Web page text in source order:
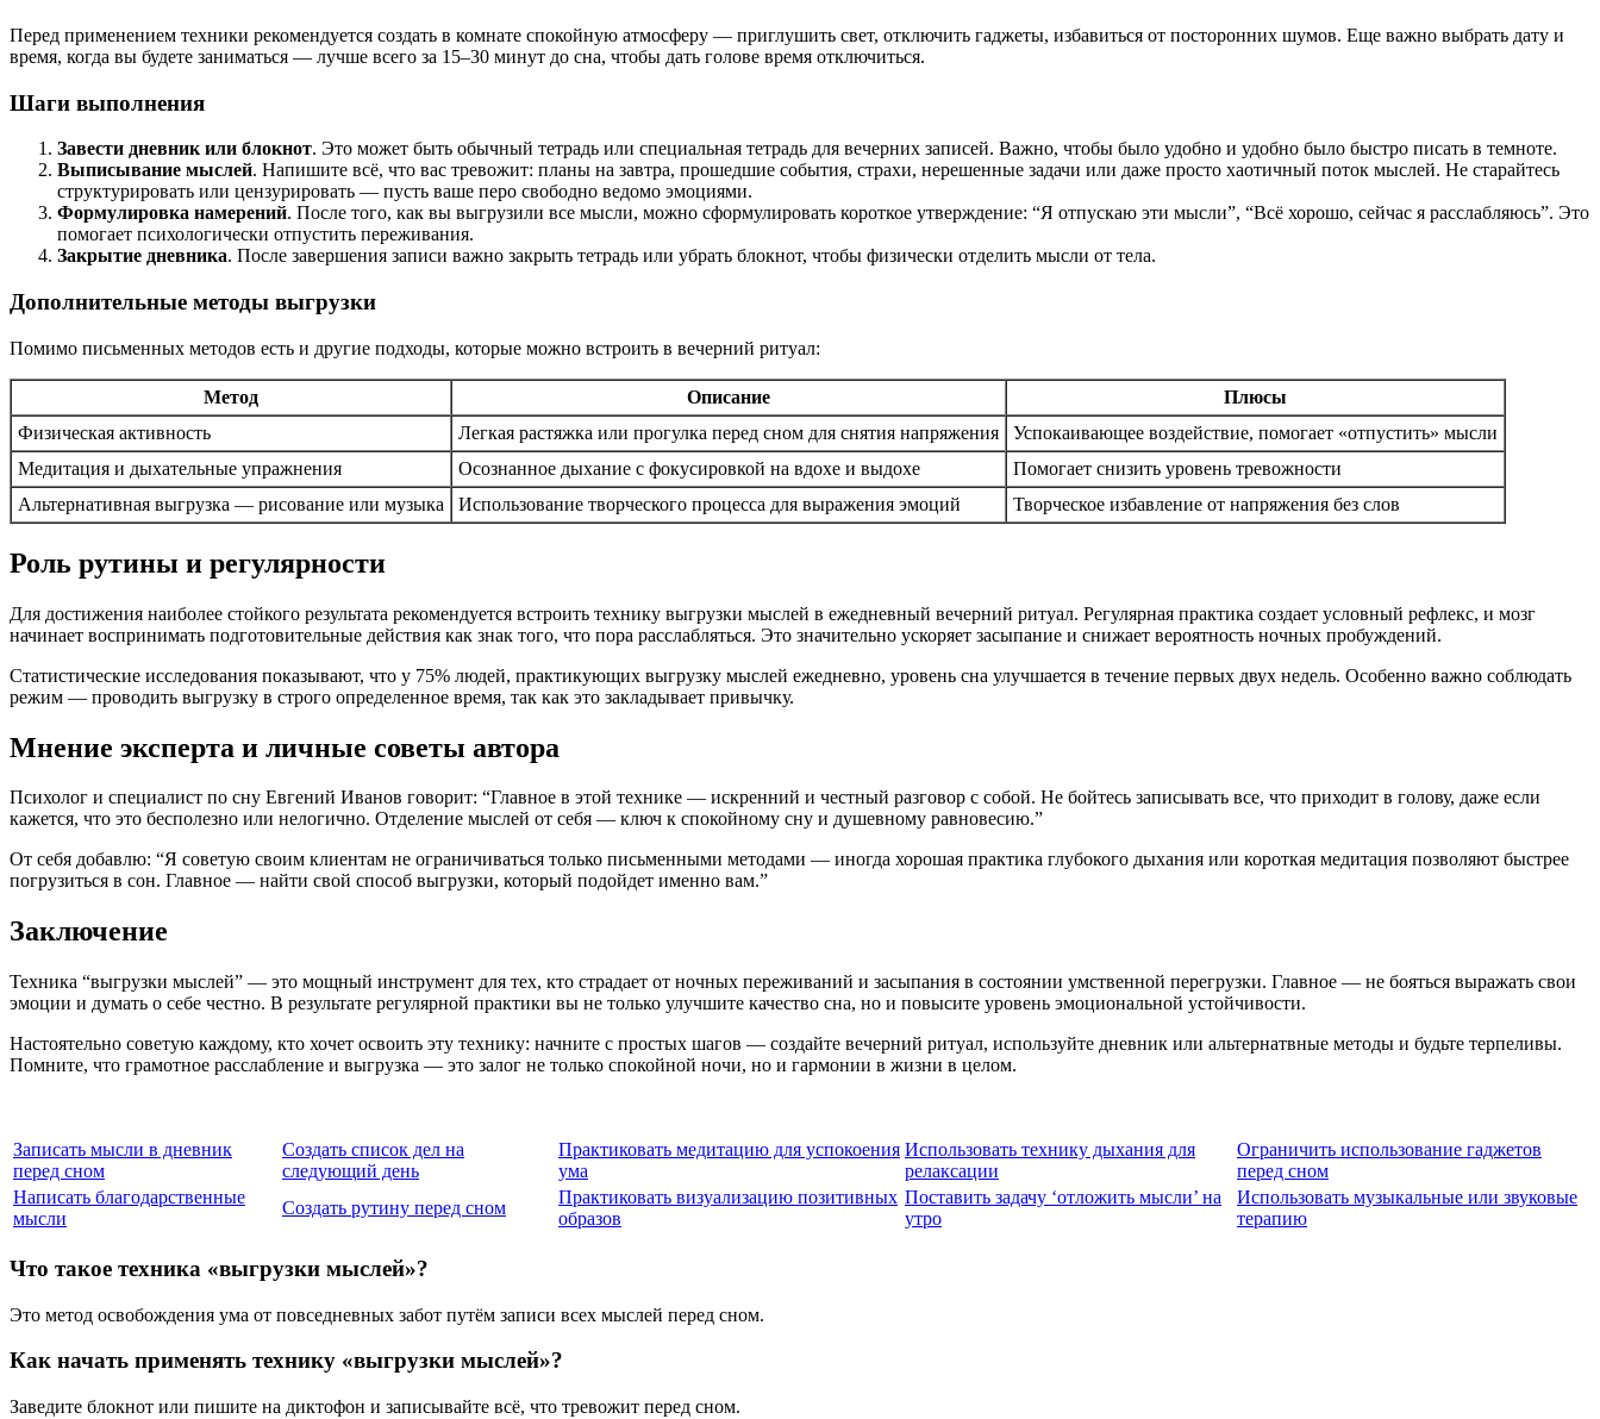
Перед применением техники рекомендуется создать в комнате спокойную атмосферу — приглушить свет, отключить гаджеты, избавиться от посторонних шумов. Еще важно выбрать дату и
время, когда вы будете заниматься — лучше всего за 15–30 минут до сна, чтобы дать голове время отключиться.
Шаги выполнения
Завести дневник или блокнот. Это может быть обычный тетрадь или специальная тетрадь для вечерних записей. Важно, чтобы было удобно и удобно было быстро писать в темноте.
Выписывание мыслей. Напишите всё, что вас тревожит: планы на завтра, прошедшие события, страхи, нерешенные задачи или даже просто хаотичный поток мыслей. Не старайтесь
структурировать или цензурировать — пусть ваше перо свободно ведомо эмоциями.
Формулировка намерений. После того, как вы выгрузили все мысли, можно сформулировать короткое утверждение: “Я отпускаю эти мысли”, “Всё хорошо, сейчас я расслабляюсь”. Это
помогает психологически отпустить переживания.
Закрытие дневника. После завершения записи важно закрыть тетрадь или убрать блокнот, чтобы физически отделить мысли от тела.
Дополнительные методы выгрузки
Помимо письменных методов есть и другие подходы, которые можно встроить в вечерний ритуал:
Метод Описание
Плюсы
Физическая активность
Легкая растяжка или прогулка перед сном для снятия напряжения
Успокаивающее воздействие, помогает «отпустить» мысли
Медитация и дыхательные упражнения
Осознанное дыхание с фокусировкой на вдохе и выдохе
Помогает снизить уровень тревожности
Альтернативная выгрузка — рисование или музыка
Использование творческого процесса для выражения эмоций Творческое избавление от напряжения без слов
Роль рутины и регулярности
Для достижения наиболее стойкого результата рекомендуется встроить технику выгрузки мыслей в ежедневный вечерний ритуал. Регулярная практика создает условный рефлекс, и мозг
начинает воспринимать подготовительные действия как знак того, что пора расслабляться. Это значительно ускоряет засыпание и снижает вероятность ночных пробуждений.
Статистические исследования показывают, что у 75% людей, практикующих выгрузку мыслей ежедневно, уровень сна улучшается в течение первых двух недель. Особенно важно соблюдать
режим — проводить выгрузку в строго определенное время, так как это закладывает привычку.
Мнение эксперта и личные советы автора
Психолог и специалист по сну Евгений Иванов говорит: “Главное в этой технике — искренний и честный разговор с собой. Не бойтесь записывать все, что приходит в голову, даже если
кажется, что это бесполезно или нелогично. Отделение мыслей от себя — ключ к спокойному сну и душевному равновесию.”
От себя добавлю: “Я советую своим клиентам не ограничиваться только письменными методами — иногда хорошая практика глубокого дыхания или короткая медитация позволяют быстрее
погрузиться в сон. Главное — найти свой способ выгрузки, который подойдет именно вам.”
Заключение
Техника “выгрузки мыслей” — это мощный инструмент для тех, кто страдает от ночных переживаний и засыпания в состоянии умственной перегрузки. Главное — не бояться выражать свои
эмоции и думать о себе честно. В результате регулярной практики вы не только улучшите качество сна, но и повысите уровень эмоциональной устойчивости.
Настоятельно советую каждому, кто хочет освоить эту технику: начните с простых шагов — создайте вечерний ритуал, используйте дневник или альтернатвные методы и будьте терпеливы.
Помните, что грамотное расслабление и выгрузка — это залог не только спокойной ночи, но и гармонии в жизни в целом.
Записать мысли в дневник
перед сном
Создать список дел на
следующий день
Практиковать медитацию для успокоения
ума
Использовать технику дыхания для
релаксации
Ограничить использование гаджетов
перед сном
Написать благодарственные
мысли
Создать рутину перед сном
Практиковать визуализацию позитивных
образов
Поставить задачу ‘отложить мысли’ на
утро
Использовать музыкальные или звуковые
терапию
Что такое техника «выгрузки мыслей»?
Это метод освобождения ума от повседневных забот путём записи всех мыслей перед сном.
Как начать применять технику «выгрузки мыслей»?
Заведите блокнот или пишите на диктофон и записывайте всё, что тревожит перед сном.